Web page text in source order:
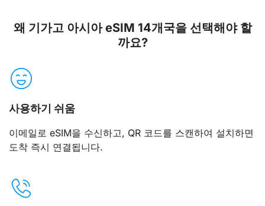
왜 기가고 아시아 eSIM 14개국을 선택해야 할
까요?
사용하기 쉬움
이메일로 eSIM을 수신하고, QR 코드를 스캔하여 설치하면
도착 즉시 연결됩니다.